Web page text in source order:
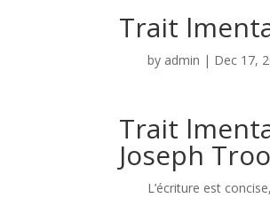
Trait
by admin | Dec 17,
Trait
Joseph
L’écriture est